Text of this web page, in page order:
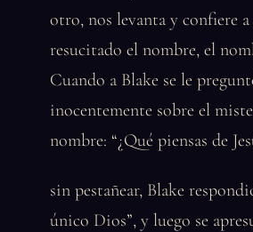
otro, nos levanta y confiere
resucitado el nombre, el
Cuando a Blake se le
inocentemente sobre el
nombre: “¿Qué piensas de
sin pestañear, Blake
único Dios”, y luego se